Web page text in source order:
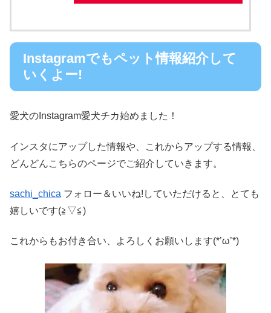
Instagramでもペット情報紹介して
いくよー!
愛犬のInstagram愛犬チカ始めました！
インスタにアップした情報や、これからアップする情報、
どんどんこちらのページでご紹介していきます。
sachi_chica フォロー＆いいね!していただけると、とても
嬉しいです(≧▽≦)
これからもお付き合い、よろしくお願いします(*’ω’*)